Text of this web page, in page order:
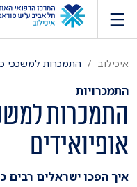
איכילוב התמכרות למשככי
התמכרויות
התמכרות
אופיואידים
​איך הפכו ישראלים רבים